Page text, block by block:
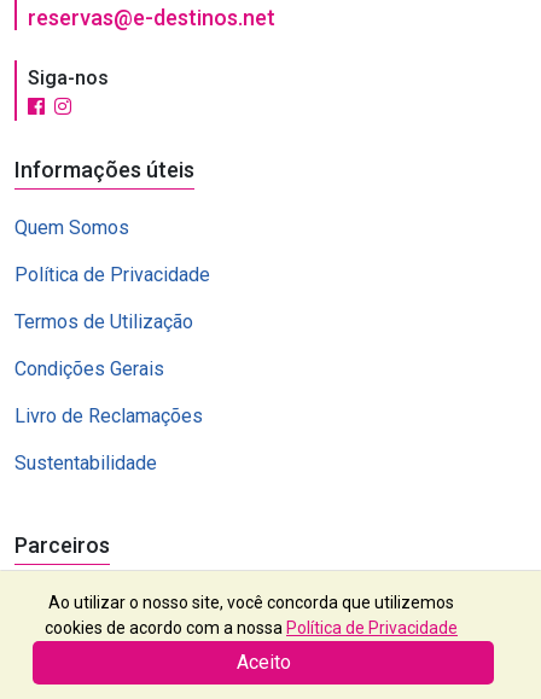
reservas@e-destinos.net
Siga-nos
Informações úteis
Quem Somos
Política de Privacidade
Termos de Utilização
Condições Gerais
Livro de Reclamações
Sustentabilidade
Parceiros
Ao utilizar o nosso site, você concorda que utilizemos
cookies de acordo com a nossa Política de Privacidade
Aceito